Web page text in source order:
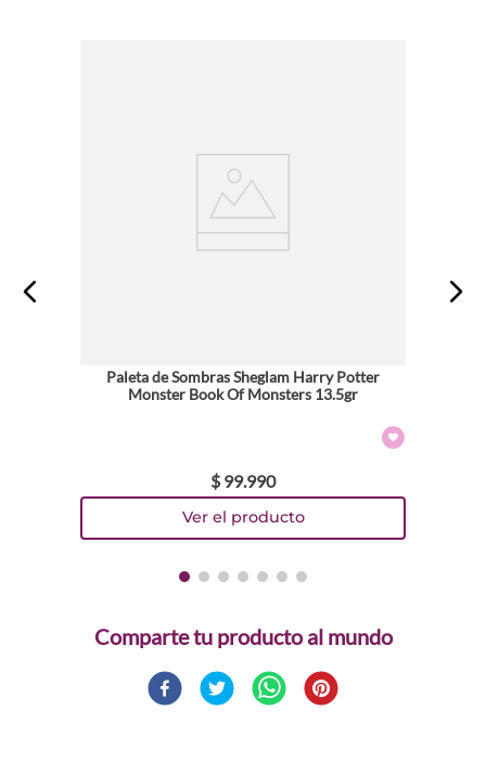
Paleta de Sombras Sheglam Harry Potter
Monster Book Of Monsters 13.5gr
$ 99.990
Comparte